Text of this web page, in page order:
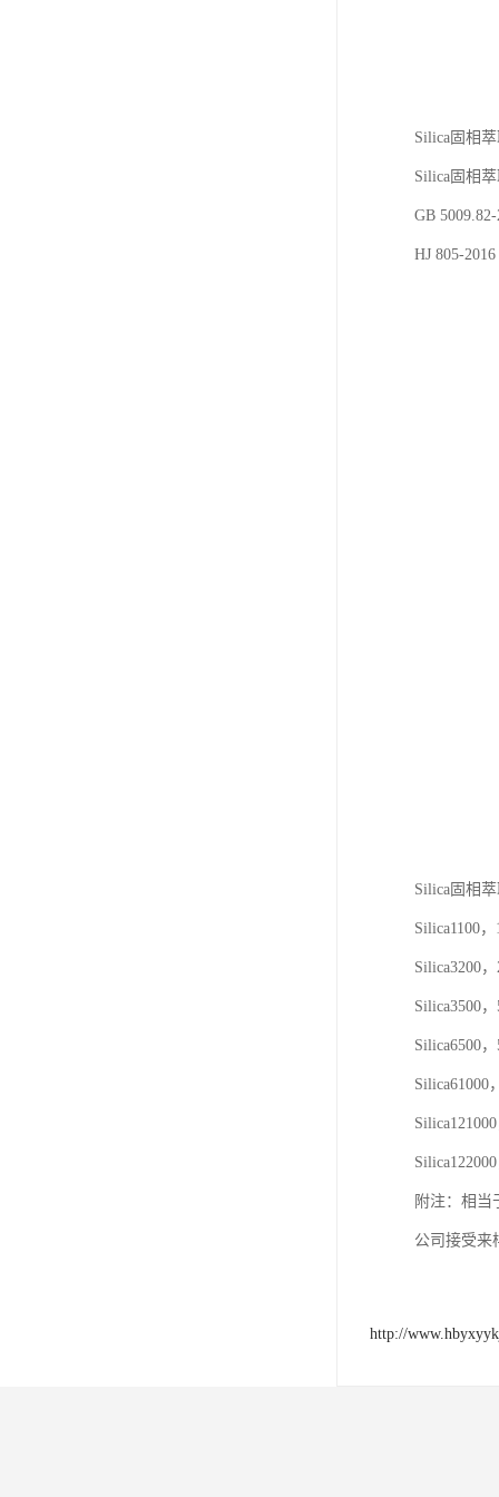
Silica固相
Silica固相
GB
HJ 805-
Silica固相
Silica1100
Silica3200
Silica3500
Silica6500
Silica61000
附注：相当
公司接受来
http://